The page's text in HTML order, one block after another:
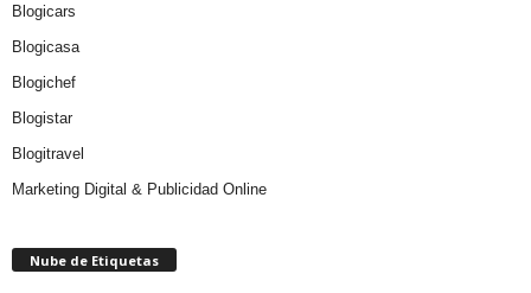
Blogicars
Blogicasa
Blogichef
Blogistar
Blogitravel
Marketing Digital & Publicidad Online
Nube de Etiquetas